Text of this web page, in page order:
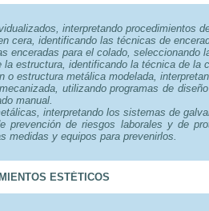
interpretando procedimientos
cera, identificando las técnicas de
enceradas para el colado, seleccionando
la estructura, identificando la técnica de la
o estructura metálica modelada,
utilizando programas de
manual.
interpretando los sistemas de
prevención de riesgos laborales y de
medidas y equipos para prevenirlos.
ESTÉTICOS